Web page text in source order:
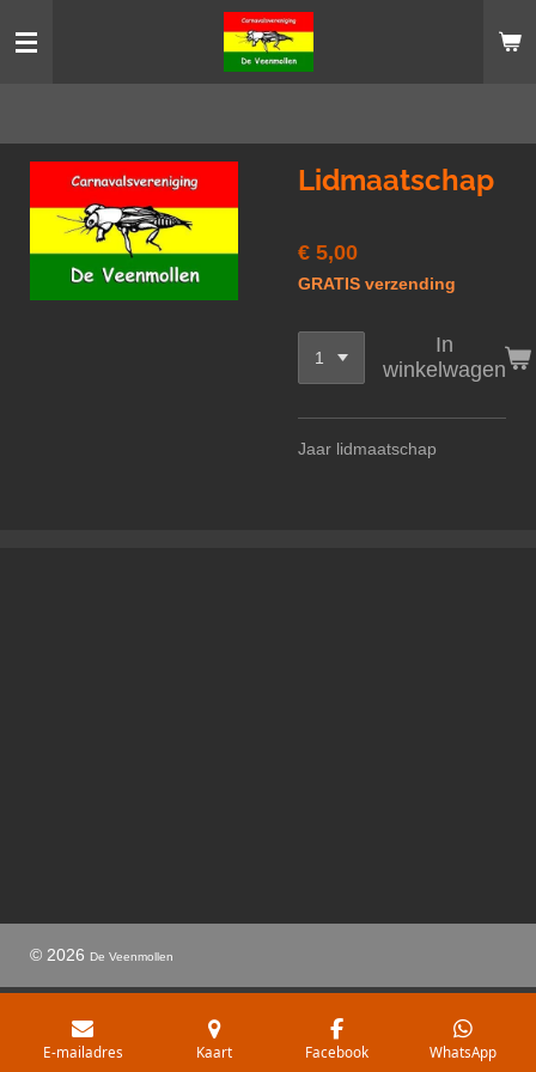
direct
Lidmaatschap
€ 5,00
GRATIS verzending
In
winkelwagen
Jaar lidmaatschap
© 2026 De Veenmollen
E-mailadres Kaart Facebook WhatsApp